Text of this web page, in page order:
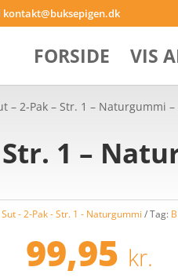
kontakt@buksepigen.dk
FORSIDE VIS
– 2-Pak – Str. 1 – Naturgummi
1 –
- 2-Pak - Str. 1 - Naturgummi Tag:
99,95 kr.